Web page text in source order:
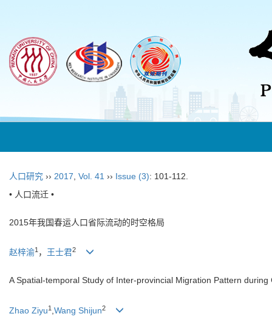
人口研究 ›› 2017 Vol. 41 ›› Issue (3): 101-112.
• 人口流迁 •
2015年我国春运人口省际流动的时空格局
赵梓渝1 ， 王士君2
A Spatial-temporal Study of Inter-provincial Migration Pattern
Zhao Ziyu1 Wang Shijun2